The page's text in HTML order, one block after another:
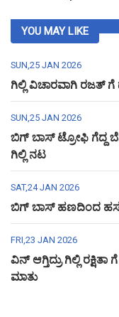
YOU MAY LIKE
SUN,25 JAN 2026
ಗಿಲ್ಲಿ ವಿಚಾರವಾಗಿ ರಜತ್
SUN,25 JAN 2026
ಬಿಗ್ ಬಾಸ್ ಟ್ರೋಫಿ ಗೆದ್ದ
ಗಿಲ್ಲಿ ನಟ
SAT,24 JAN 2026
ಬಿಗ್ ಬಾಸ್ ಹಣದಿಂದ
FRI,23 JAN 2026
ವಿನ್ ಆಗ್ತಿದ್ರು ಗಿಲ್ಲಿ
ಮಾತು